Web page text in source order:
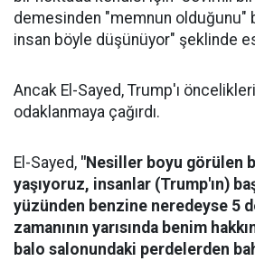
demesinden "memnun olduğunu"
insan böyle düşünüyor" şeklinde
Ancak El-Sayed, Trump'ı
odaklanmaya çağırdı.
El-Sayed, "Nesiller boyu görülen
yaşıyoruz, insanlar (Trump'ın)
yüzünden benzine neredeyse 5
zamanının yarısında benim
balo salonundaki perdelerden